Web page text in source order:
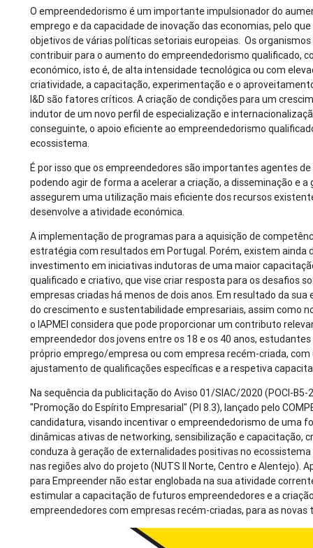
O empreendedorismo é um importante impulsionador do
emprego e da capacidade de inovação das economias, pelo
objetivos de várias políticas setoriais europeias. Os
contribuir para o aumento do empreendedorismo qualificado,
económico, isto é, de alta intensidade tecnológica ou com
criatividade, a capacitação, experimentação e o
I&D são fatores críticos. A criação de condições para um
indutor de um novo perfil de especialização e
conseguinte, o apoio eficiente ao empreendedorismo
ecossistema.
É por isso que os empreendedores são importantes agentes
podendo agir de forma a acelerar a criação, a disseminação e
assegurem uma utilização mais eficiente dos recursos
desenvolve a atividade económica.
A implementação de programas para a aquisição de
estratégia com resultados em Portugal. Porém, existem ainda
investimento em iniciativas indutoras de uma maior
qualificado e criativo, que vise criar resposta para os desafios
empresas criadas há menos de dois anos. Em resultado da
do crescimento e sustentabilidade empresariais, assim como
o IAPMEI considera que pode proporcionar um contributo
empreendedor dos jovens entre os 18 e os 40 anos,
próprio emprego/empresa ou com empresa recém-criada,
ajustamento de qualificações específicas e a respetiva
Na sequência da publicitação do Aviso 01/SIAC/2020 (POCI-
"Promoção do Espírito Empresarial" (PI 8.3), lançado pelo
candidatura, visando incentivar o empreendedorismo de uma
dinâmicas ativas de networking, sensibilização e capacitação,
conduza à geração de externalidades positivas no
nas regiões alvo do projeto (NUTS II Norte, Centro e Alentejo).
para Empreender não estar englobada na sua atividade
estimular a capacitação de futuros empreendedores e a
empreendedores com empresas recém-criadas, para as novas